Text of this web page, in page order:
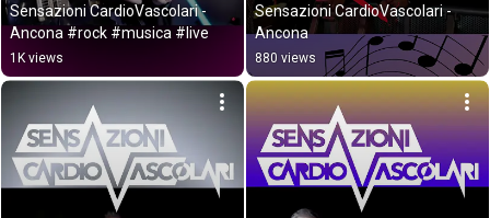
Sensazioni CardioVascolari -
Ancona #rock #musica #live
1K views
Sensazioni CardioVascolari -
Ancona
880 views